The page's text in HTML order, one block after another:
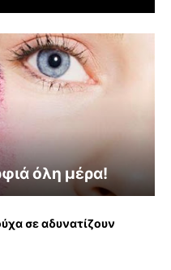
όλη μέρα!
σε αδυνατίζουν